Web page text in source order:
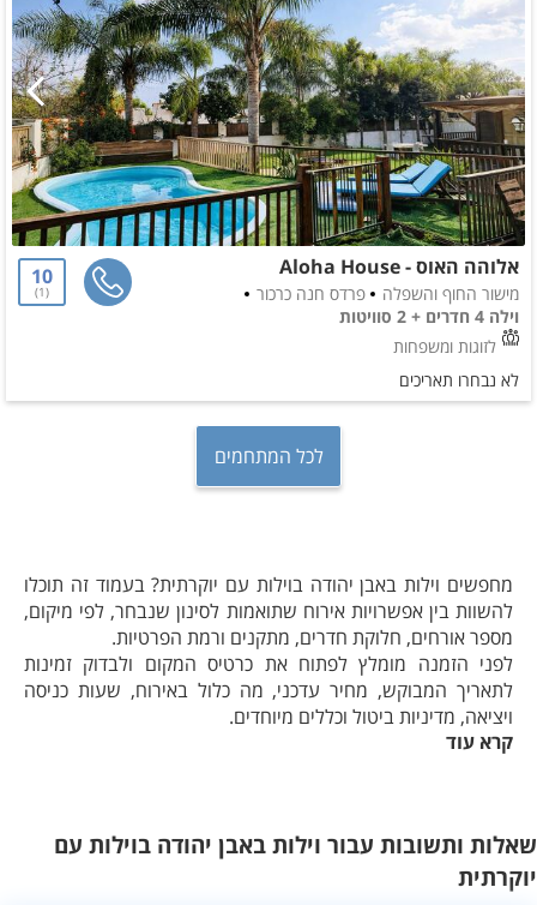
אלוהה האוס - Aloha House
מישור החוף והשפלה
פרדס חנה כרכור
וילה 4 חדרים + 2 סוויטות
לזוגות ומשפחות
10
1
לא נבחרו תאריכים
לכל המתחמים
קרא עוד
מחפשים וילות באבן יהודה בוילות עם יוקרתית? בעמוד זה תוכלו
להשוות בין אפשרויות אירוח שתואמות לסינון שנבחר, לפי מיקום,
מספר אורחים, חלוקת חדרים, מתקנים ורמת הפרטיות.
לפני הזמנה מומלץ לפתוח את כרטיס המקום ולבדוק זמינות
לתאריך המבוקש, מחיר עדכני, מה כלול באירוח, שעות כניסה
ויציאה, מדיניות ביטול וכללים מיוחדים.
ההיצע והמחירים עשויים להשתנות. השוואה מסודרת ושיחה עם
שאלות ותשובות עבור וילות באבן יהודה בוילות עם
יוקרתית